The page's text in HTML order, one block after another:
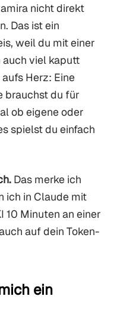
nicht direkt
Das ist ein
weil du mit einer
viel kaputt
Herz: Eine
brauchst du für
ob eigene oder
spielst du einfach
Das merke ich
ich in Claude mit
10 Minuten an einer
auf dein Token-
ein